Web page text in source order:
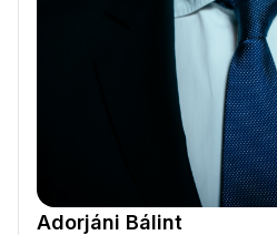
Adorjáni Bálint